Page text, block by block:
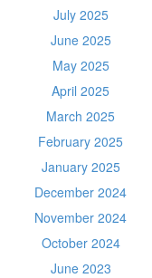
July 2025
June 2025
May 2025
April 2025
March 2025
February 2025
January 2025
December 2024
November 2024
October 2024
June 2023